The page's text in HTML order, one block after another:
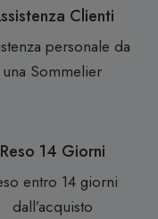
Clienti
personale da
una Sommelier
Reso 14 Giorni
entro 14 giorni
dall’acquisto